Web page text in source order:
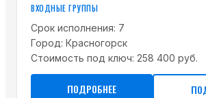
ВХОДНЫЕ ГРУППЫ
Срок исполнения: 7
Город: Красногорск
Стоимость под ключ: 258 400 руб.
ПОДРОБНЕЕ